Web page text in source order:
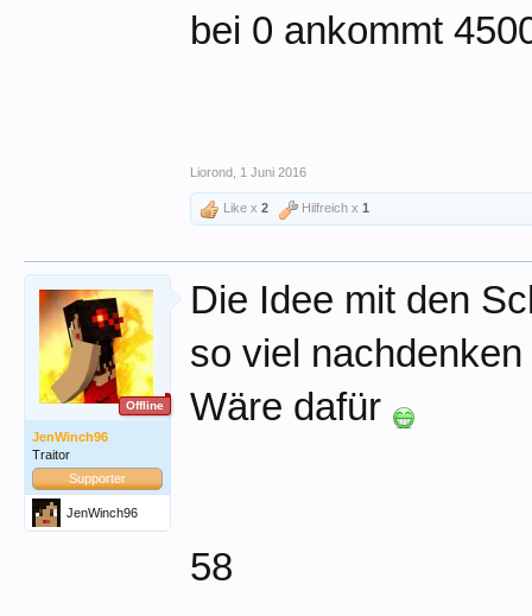
bei 0 ankommt
Liorond 1 Juni 2016
Like x 2 Hilfreich x 1
Offline
JenWinch96
Traitor
Supporter
JenWinch96
Die Idee mit den
so viel nachdenken
Wäre dafür
58